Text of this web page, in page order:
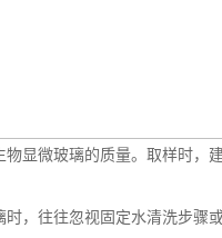
显微玻璃的质量。取样时，
，往往忽视固定水清洗步骤